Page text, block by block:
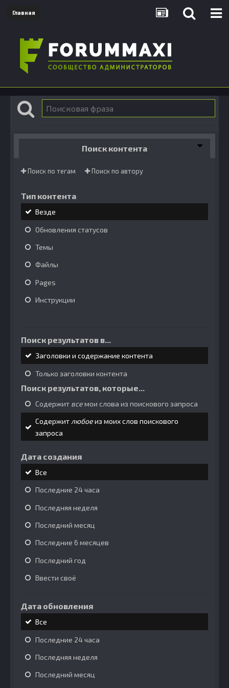
Главная
Поиск контента
Поиск по тегам Поиск по автору
Тип контента
Везде
Обновления статусов
Темы
Файлы
Pages
Инструкции
Поиск результатов в...
Заголовки и содержание контента
Только заголовки контента
Поиск результатов, которые...
Содержит всемои слова из поискового запроса
Содержитлюбоеиз моих слов поискового
запроса
Дата создания
Все
Последние 24 часа
Последняя неделя
Последний месяц
Последние 6 месяцев
Последний год
Ввести своё
Дата обновления
Все
Последние 24 часа
Последняя неделя
Последний месяц